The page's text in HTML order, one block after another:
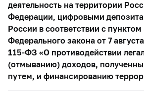
деятельность на территории
Федерации, цифровыми
России в соответствии с пунктом
Федерального закона от 7
115-ФЗ «О противодействии
(отмыванию) доходов,
путем, и финансированию